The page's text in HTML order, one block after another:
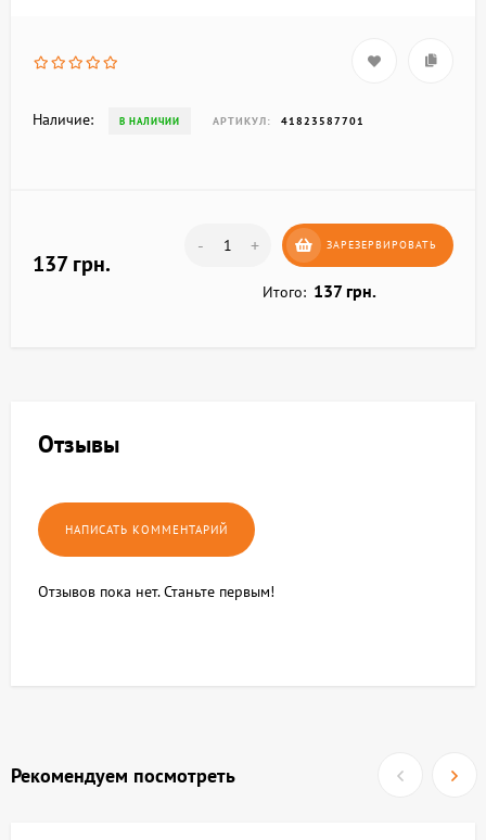
Наличие: В НАЛИЧИИ АРТИКУЛ: 41823587701
137 грн.
- + ЗАРЕЗЕРВИРОВАТЬ
Итого: 137 грн.
Отзывы
Отзывов пока нет. Станьте первым!
Рекомендуем посмотреть